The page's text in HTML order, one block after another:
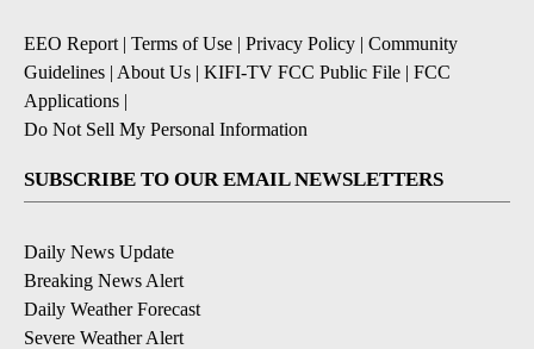
EEO Report | Terms of Use | Privacy Policy | Community
Guidelines | About Us | KIFI-TV FCC Public File | FCC
Applications |
Do Not Sell My Personal Information
SUBSCRIBE TO OUR EMAIL NEWSLETTERS
Daily News Update
Breaking News Alert
Daily Weather Forecast
Severe Weather Alert